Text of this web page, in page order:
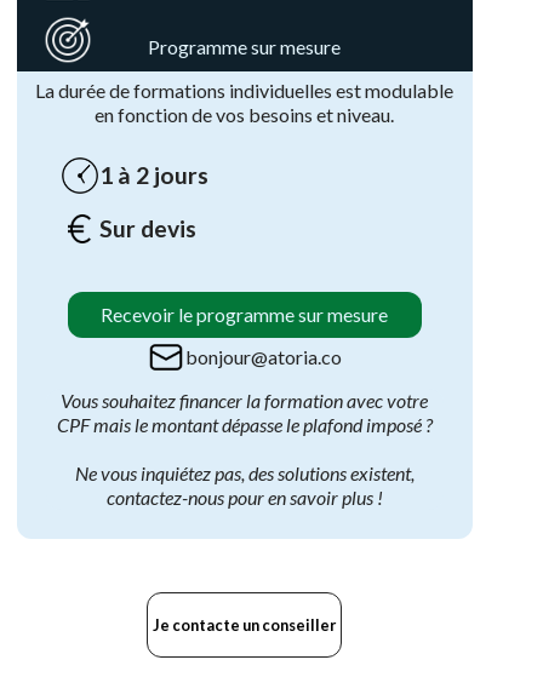
Programme sur mesure
La durée de formations individuelles est modulable
en fonction de vos besoins et niveau.
1 à 2 jours
Sur devis
Recevoir le programme sur mesure
bonjour@atoria.co
Vous souhaitez financer la formation avec votre
CPF mais le montant dépasse le plafond imposé ?
Ne vous inquiétez pas, des solutions existent,
contactez-nous pour en savoir plus !
Je contacte un conseiller